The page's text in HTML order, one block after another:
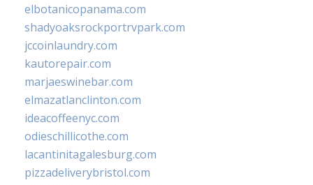
elbotanicopanama.com
shadyoaksrockportrvpark.com
jccoinlaundry.com
kautorepair.com
marjaeswinebar.com
elmazatlanclinton.com
ideacoffeenyc.com
odieschillicothe.com
lacantinitagalesburg.com
pizzadeliverybristol.com